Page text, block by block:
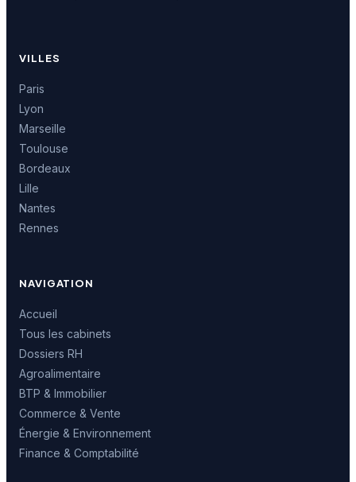
VILLES
Paris
Lyon
Marseille
Toulouse
Bordeaux
Lille
Nantes
Rennes
NAVIGATION
Accueil
Tous les cabinets
Dossiers RH
Agroalimentaire
BTP & Immobilier
Commerce & Vente
Énergie & Environnement
Finance & Comptabilité